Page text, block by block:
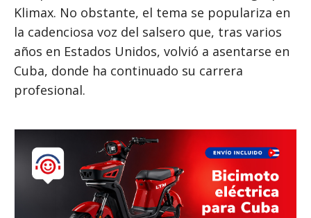
Klimax. No obstante, el tema se populariza en
la cadenciosa voz del salsero que, tras varios
años en Estados Unidos, volvió a asentarse en
Cuba, donde ha continuado su carrera
profesional.